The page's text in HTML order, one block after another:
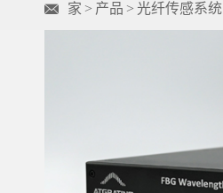
 家 产品 光纤传感系统